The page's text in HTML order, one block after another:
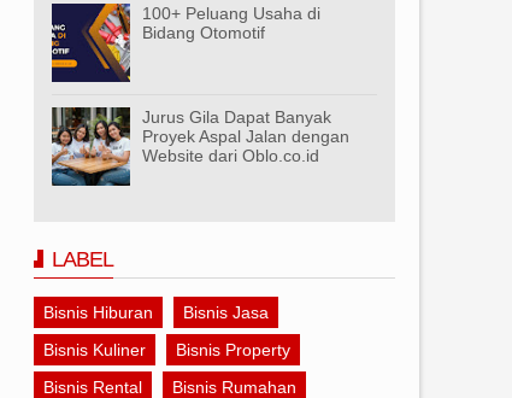
100+ Peluang Usaha di
Bidang Otomotif
Jurus Gila Dapat Banyak
Proyek Aspal Jalan dengan
Website dari Oblo.co.id
LABEL
Bisnis Hiburan
Bisnis Jasa
Bisnis Kuliner
Bisnis Property
Bisnis Rental
Bisnis Rumahan